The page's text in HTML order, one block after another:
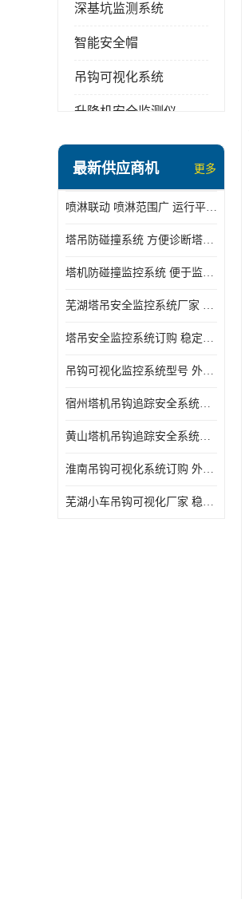
深基坑监测系统
智能安全帽
吊钩可视化系统
升降机安全监测仪
最新供应商机 更多
喷淋联动 喷淋范围广 运行平稳 噪音小
塔吊防碰撞系统 方便诊断塔机状态 自动变焦智能化跟踪
塔机防碰撞监控系统 便于监督和管理 主要应用于塔机的实时监控
芜湖塔吊安全监控系统厂家 外观简洁大方 减少盲吊引发的事故
塔吊安全监控系统订购 稳定性高 结构清晰稳定
吊钩可视化监控系统型号 外观简洁大方 信号稳定 抗干扰性强
宿州塔机吊钩追踪安全系统厂家 提高工作效率 结构清晰稳定
黄山塔机吊钩追踪安全系统价格 可远程查看 减少盲吊引发的事故
淮南吊钩可视化系统订购 外观简洁大方 体积小 占用空间小
芜湖小车吊钩可视化厂家 稳定性高 可视吊装 降低盲吊风险